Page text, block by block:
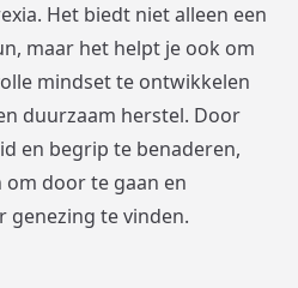
Het biedt niet alleen een
maar het helpt je ook om
mindset te ontwikkelen
duurzaam herstel. Door
en begrip te benaderen,
door te gaan en
genezing te vinden.